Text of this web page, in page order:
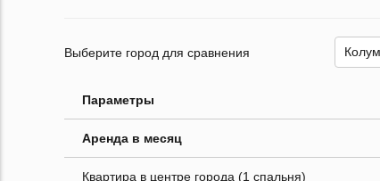
Выберите город для сравнения
Параметры
Аренда в месяц
Квартира в центре города (1 спальня)